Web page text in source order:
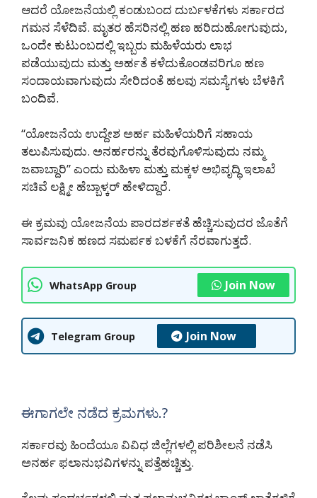
ಆದರೆ ಯೋಜನೆಯಲ್ಲಿ ಕಂಡುಬಂದ ದುರ್ಬಳಕೆಗಳು ಸರ್ಕಾರದ
ಗಮನ ಸೆಳೆದಿವೆ. ಮೃತರ ಹೆಸರಿನಲ್ಲಿ ಹಣ ಹರಿದುಹೋಗುವುದು,
ಒಂದೇ ಕುಟುಂಬದಲ್ಲಿ ಇಬ್ಬರು ಮಹಿಳೆಯರು ಲಾಭ
ಪಡೆಯುವುದು ಮತ್ತು ಅರ್ಹತೆ ಕಳೆದುಕೊಂಡವರಿಗೂ ಹಣ
ಸಂದಾಯವಾಗುವುದು ಸೇರಿದಂತೆ ಹಲವು ಸಮಸ್ಯೆಗಳು ಬೆಳಕಿಗೆ
ಬಂದಿವೆ.
“ಯೋಜನೆಯ ಉದ್ದೇಶ ಅರ್ಹ ಮಹಿಳೆಯರಿಗೆ ಸಹಾಯ
ತಲುಪಿಸುವುದು. ಅನರ್ಹರನ್ನು ತೆರವುಗೊಳಿಸುವುದು ನಮ್ಮ
ಜವಾಬ್ದಾರಿ” ಎಂದು ಮಹಿಳಾ ಮತ್ತು ಮಕ್ಕಳ ಅಭಿವೃದ್ಧಿ ಇಲಾಖೆ
ಸಚಿವೆ ಲಕ್ಷ್ಮೀ ಹೆಬ್ಬಾಳ್ಕರ್ ಹೇಳಿದ್ದಾರೆ.
ಈ ಕ್ರಮವು ಯೋಜನೆಯ ಪಾರದರ್ಶಕತೆ ಹೆಚ್ಚಿಸುವುದರ ಜೊತೆಗೆ
ಸಾರ್ವಜನಿಕ ಹಣದ ಸಮರ್ಪಕ ಬಳಕೆಗೆ ನೆರವಾಗುತ್ತದೆ.
WhatsApp Group Join Now
Telegram Group Join Now
ಈಗಾಗಲೇ ನಡೆದ ಕ್ರಮಗಳು.?
ಸರ್ಕಾರವು ಹಿಂದೆಯೂ ವಿವಿಧ ಜಿಲ್ಲೆಗಳಲ್ಲಿ ಪರಿಶೀಲನೆ ನಡೆಸಿ
ಅನರ್ಹ ಫಲಾನುಭವಿಗಳನ್ನು ಪತ್ತೆಹಚ್ಚಿತ್ತು.